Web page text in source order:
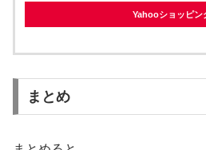
Yahooショッピン
まとめ